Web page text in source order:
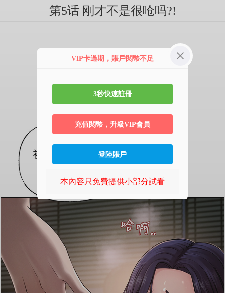
第5话 刚才不是很呛吗?!
VIP卡過期，賬戶閱幣不足
3秒快速註冊
充值閱幣，升級VIP會員
登陸賬戶
本內容只免費提供小部分試看